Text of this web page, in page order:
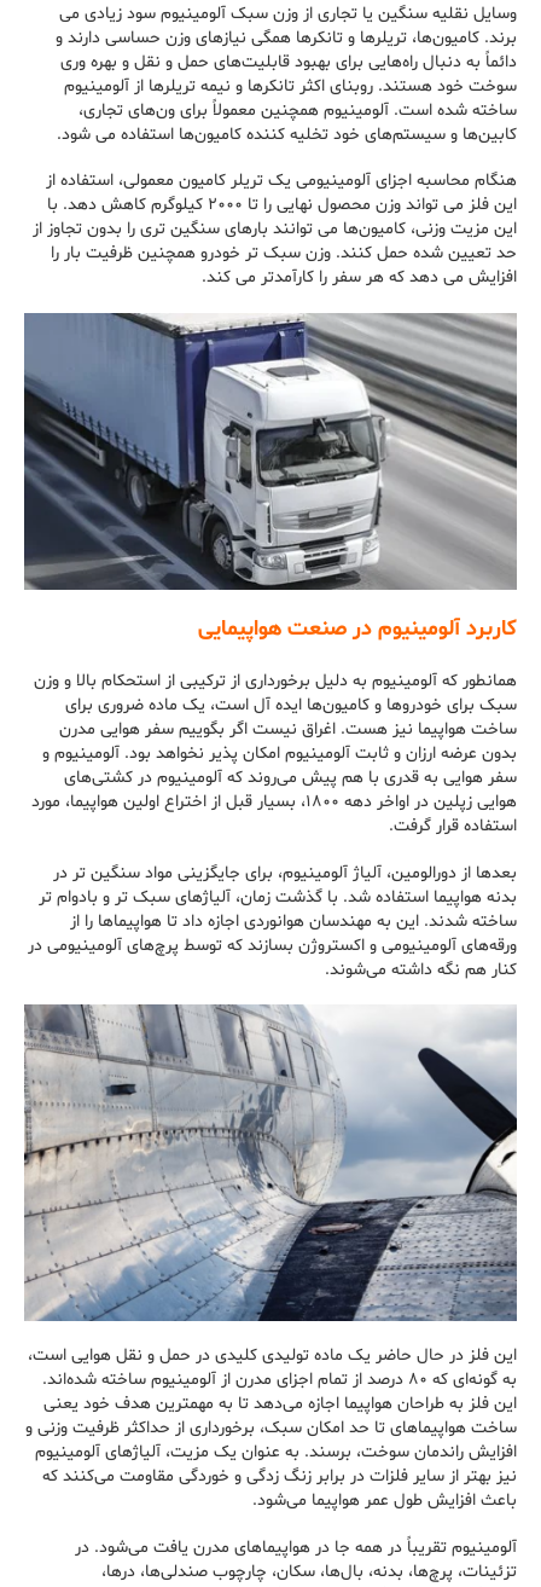
وسایل نقلیه سنگین یا تجاری از وزن سبک آلومینیوم سود زیادی می
برند. کامیون‌ها، تریلرها و تانکرها همگی نیازهای وزن حساسی دارند و
دائماً به دنبال راه‌هایی برای بهبود قابلیت‌های حمل و نقل و بهره وری
سوخت خود هستند. روبنای اکثر تانکرها و نیمه تریلرها از آلومینیوم
ساخته شده است. آلومینیوم همچنین معمولاً برای ون‌های تجاری،
کابین‌ها و سیستم‌های خود تخلیه کننده کامیون‌ها استفاده می شود.
هنگام محاسبه اجزای آلومینیومی یک تریلر کامیون معمولی، استفاده از
این فلز می تواند وزن محصول نهایی را تا ۲۰۰۰ کیلوگرم کاهش دهد. با
این مزیت وزنی، کامیون‌ها می توانند بارهای سنگین تری را بدون تجاوز از
حد تعیین شده حمل کنند. وزن سبک تر خودرو همچنین ظرفیت بار را
افزایش می دهد که هر سفر را کارآمدتر می کند.
کاربرد آلومینیوم در صنعت هواپیمایی
همانطور که آلومینیوم به دلیل برخورداری از ترکیبی از استحکام بالا و وزن
سبک برای خودروها و کامیون‌ها ایده آل است، یک ماده ضروری برای
ساخت هواپیما نیز هست. اغراق نیست اگر بگوییم سفر هوایی مدرن
بدون عرضه ارزان و ثابت آلومینیوم امکان پذیر نخواهد بود. آلومینیوم و
سفر هوایی به قدری با هم پیش می‌روند که آلومینیوم در کشتی‌های
هوایی زپلین در اواخر دهه ۱۸۰۰، بسیار قبل از اختراع اولین هواپیما، مورد
استفاده قرار گرفت.
بعدها از دورالومین، آلیاژ آلومینیوم، برای جایگزینی مواد سنگین تر در
بدنه هواپیما استفاده شد. با گذشت زمان، آلیاژهای سبک تر و بادوام تر
ساخته شدند. این به مهندسان هوانوردی اجازه داد تا هواپیماها را از
ورقه‌های آلومینیومی و اکستروژن بسازند که توسط پرچ‌های آلومینیومی در
کنار هم نگه داشته می‌شوند.
این فلز در حال حاضر یک ماده تولیدی کلیدی در حمل و نقل هوایی است،
به گونه‌ای که ۸۰ درصد از تمام اجزای مدرن از آلومینیوم ساخته شده‌اند.
این فلز به طراحان هواپیما اجازه می‌دهد تا به مهمترین هدف خود یعنی
ساخت هواپیماهای تا حد امکان سبک، برخورداری از حداکثر ظرفیت وزنی و
افزایش راندمان سوخت، برسند. به عنوان یک مزیت، آلیاژهای آلومینیوم
نیز بهتر از سایر فلزات در برابر زنگ زدگی و خوردگی مقاومت می‌کنند که
باعث افزایش طول عمر هواپیما می‌شود.
آلومینیوم تقریباً در همه جا در هواپیماهای مدرن یافت می‌شود. در
تزئینات، پرچ‌ها، بدنه، بال‌ها، سکان، چارچوب صندلی‌ها، درها،